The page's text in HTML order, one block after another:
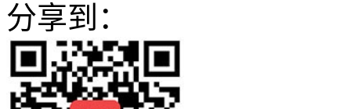
分享到：